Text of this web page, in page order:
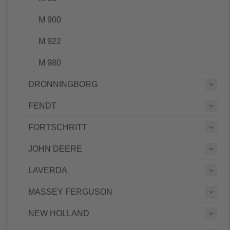
M 900
M 922
M 980
DRONNINGBORG
FENDT
FORTSCHRITT
JOHN DEERE
LAVERDA
MASSEY FERGUSON
NEW HOLLAND